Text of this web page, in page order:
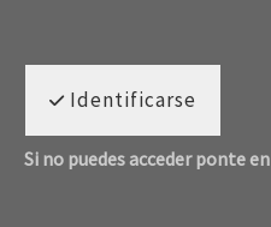
Identificarse
Si no puedes acceder ponte en